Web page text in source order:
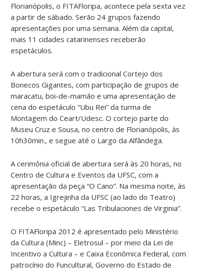
Florianópolis, o FITAFloripa, acontece pela sexta vez
a partir de sábado. Serão 24 grupos fazendo
apresentações por uma semana. Além da capital,
mais 11 cidades catarinenses receberão
espetáculos.
A abertura será com o tradicional Cortejo dos
Bonecos Gigantes, com participação de grupos de
maracatu, boi-de-mamão e uma apresentação de
cena do espetáculo “Ubu Rei” da turma de
Montagem do Ceart/Udesc. O cortejo parte do
Museu Cruz e Sousa, no centro de Florianópolis, às
10h30min., e segue até o Largo da Alfândega.
A cerimônia oficial de abertura será às 20 horas, no
Centro de Cultura e Eventos da UFSC, com a
apresentação da peça “O Cano”. Na mesma noite, às
22 horas, a Igrejinha da UFSC (ao lado do Teatro)
recebe o espetáculo “Las Tribulaciones de Virginia”.
O FITAFloripa 2012 é apresentado pelo Ministério
da Cultura (Minc) – Eletrosul – por meio da Lei de
Incentivo a Cultura – e Caixa Econômica Federal, com
patrocínio do Funcultural, Governo do Estado de